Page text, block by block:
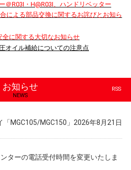
＠R03I・H@R03I、ハンドリベッター
による部品交換に関するお詫びとお知ら
全に関する大切なお知らせ
オイル補給についての注意点
お知らせ RSS
「MGC105/MGC150」2026年8月21日
ターの電話受付時間を変更いたしま